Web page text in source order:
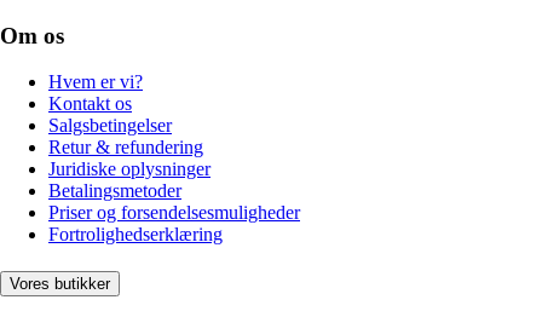
Om os
Hvem er vi?
Kontakt os
Salgsbetingelser
Retur & refundering
Juridiske oplysninger
Betalingsmetoder
Priser og forsendelsesmuligheder
Fortrolighedserklæring
Vores butikker